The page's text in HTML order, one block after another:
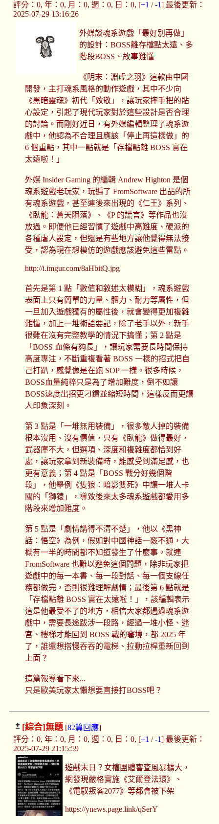
評分：0, 年：0, 月：0, 週：0, 日：0, [+1 /-1] 最後更新：
2025-07-29 13:16:26
外媒談魂系遊戲「最好別再做」
的設計：BOSS離存檔點太遠、多
階段BOSS、故事難懂
《明末：淵虛之羽》這款由中國
開發，主打魂系風格的動作遊戲，其中不少向
《黑暗靈魂》初代「致敬」，讓玩家摔手把的貼
心設定，引起了現代玩家對於這些設計是否合理
的討論。而剛好近日，有外媒編輯整理了魂系遊
戲中，他認為不合理且應該「停止再這樣做」的
6 個重點，其中一點就是「存檔點離 BOSS 實在
太遠啦！」
外媒 Insider Gaming 的編輯 Andrew Highton 是個
魂系遊戲老玩家，玩遍了 FromSoftware 出品的所
有魂系遊戲，甚至連後來出現的《仁王》系列、
《臥龍：蒼天隕落》、《P 的謊言》等作品也沒
放過。即便他已經習慣了遊戲中高難度、硬派的
各種虐人設定，但還是有些地方讓他覺得無法接
受，認為現在想模仿的遊戲應該避免這些雷點。
http://i.imgur.com/8aHbitQ.jpg
首先是第 1 點「數值和敘述太模糊」，魂系遊戲
表面上只有簡單的力量、體力、耐力等屬性，但
一旦加入遊戲獨有的屬性後，就會變得更加複雜
難懂，加上一堆術語要記，除了老手以外，新手
很難在沒有完整教學的情況下搞懂；第 2 點是
「BOSS 血條有夠長」，讓玩家需要長時間保持
高度專注，不斷重複看著 BOSS 一樣的招式把自
己打趴，感覺像是在跑 SOP 一樣。很多時候，
BOSS血量純粹只是為了增加難度，倒不如讓
BOSS速度出招更刁鑽並縮短時間，這樣反而更讓
人印象深刻。
第 3 點是「一堆無用裝備」，很多敵人掉的裝備
根本沒用、沒有價值，只有《臥龍》做得最好，
武器庫不大，但選項、深度和複雜度都恰到好
處，讓玩家拿到新裝備時，能感受到滿足感，也
更有意義；第 4 點是「BOSS 戰分好幾個階
段」，他舉例《隻狼：暗影雙死》中讓一堆人卡
關的「獅猿」，導致後來太多魂系遊戲都愛用多
階段來增加難度。
第 5 點是「劇情講得不清不楚」，他以《黑神
話：悟空》為例，假如對中國神話一竅不通，大
概有一半的時間都不知道發生了什麼事。就連
FromSoftware 也難以避免這個問題，除非玩家把
遊戲中的每一本書、每一段對話、每一個支線任
務都做完，否則很難理解劇情；最後第 6 點就是
「存檔點離 BOSS 實在太遠啦！」，該編輯表示
這是他最受不了的地方，相信大家都遇過魂系遊
戲中，需要長途跋涉一段路，經過一堆小怪、迷
宮、樓梯才能回到 BOSS 戰的窘境，都 2025 年
了，誰還想搭慢吞吞的電梯、拉動拉桿重新回到
上面？
這篇報導看下來...
只是歐美玩家太懶想要直接打BOSS吧？
[綜合]無題[82篇回應]
評分：0, 年：0, 月：0, 週：0, 日：0, [+1 /-1] 最後更新：
2025-07-29 21:15:59
遊戲末日？女權團體審查風暴擴大，
網發現嚴格實施《艾爾登法環》、
《電馭叛客2077》等都會被下架
https://ynews.page.link/qSerY